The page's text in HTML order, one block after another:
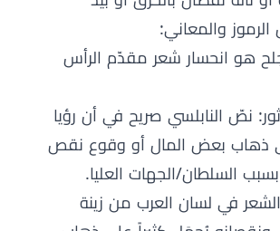
والمعاني:
هو انحسار شعر مقدّم الرأس
نصّ النابلسي صريح في أن رؤيا
ذهاب بعض المال أو وقوع نقص
السلطان/الجهات العليا.
الشعر في لسان العرب من زينة